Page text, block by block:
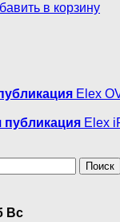
в корзину
Elex
Elex
Вс